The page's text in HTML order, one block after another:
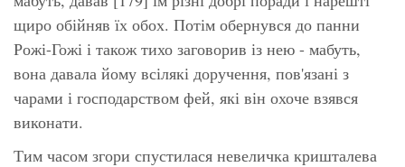
щиро обійняв їх обох. Потім обернувся до панни
Рожі-Гожі і також тихо заговорив із нею - мабуть,
вона давала йому всілякі доручення, пов'язані з
чарами і господарством фей, які він охоче взявся
виконати.
Тим часом згори спустилася невеличка кришталева